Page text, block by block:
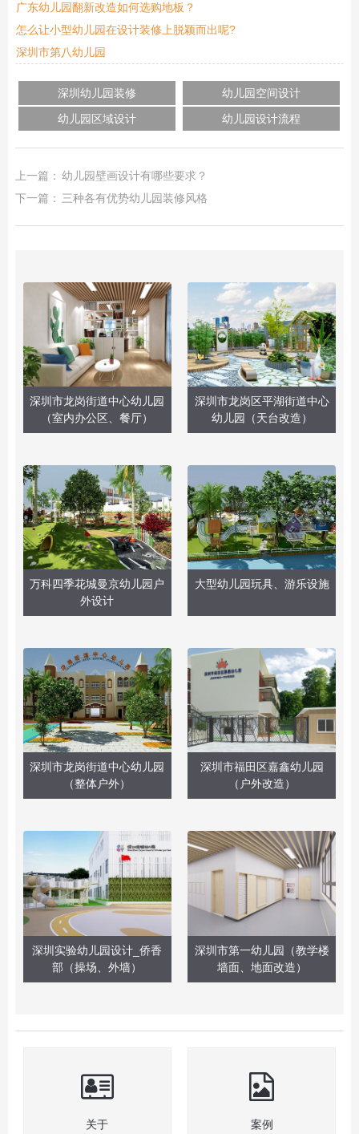
广东幼儿园翻新改造如何选购地板？
怎么让小型幼儿园在设计装修上脱颖而出呢?
深圳市第八幼儿园
深圳幼儿园装修
幼儿园空间设计
幼儿园区域设计
幼儿园设计流程
上一篇： 幼儿园壁画设计有哪些要求？
下一篇： 三种各有优势幼儿园装修风格
深圳市龙岗街道中心幼儿园
（室内办公区、餐厅）
深圳市龙岗区平湖街道中心
幼儿园（天台改造）
万科四季花城曼京幼儿园户
外设计
大型幼儿园玩具、游乐设施
深圳市龙岗街道中心幼儿园
（整体户外）
深圳市福田区嘉鑫幼儿园
（户外改造）
深圳实验幼儿园设计_侨香
部（操场、外墙）
深圳市第一幼儿园（教学楼
墙面、地面改造）
关于 案例